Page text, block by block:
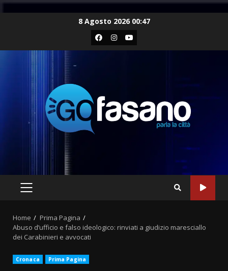
8 Agosto 2026 00:47
Facebook
Instagram
Youtube
PRIMARY
Home
Prima Pagina
Abuso d’ufficio e falso ideologico: rinviati a giudizio maresciallo
dei Carabinieri e avvocati
Cronaca Prima Pagina